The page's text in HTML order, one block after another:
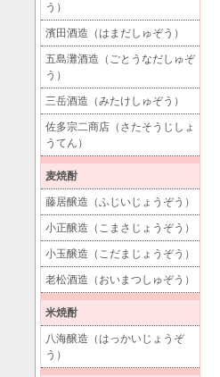
う）
濱田酒造（はまだしゅぞう）
五島灘酒造（ごとうなだしゅぞ
う）
三岳酒造（みたけしゅぞう）
佐多宗二商店（さたそうじしょ
うてん）
麦焼酎
藤居醸造（ふじいじょうぞう）
小正醸造（こまさじょうぞう）
小玉醸造（こだまじょうぞう）
老松酒造（おいまつしゅぞう）
米焼酎
八海醸造（はっかいじょうぞ
う）